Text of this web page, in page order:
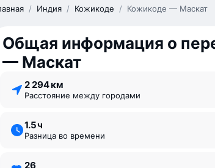
/ Индия / Кожикоде / Кожикоде — Маскат
Общая информация о
— Маскат
2 294 км
Расстояние между городами
1.5 ⁠ч
Разница во времени
26